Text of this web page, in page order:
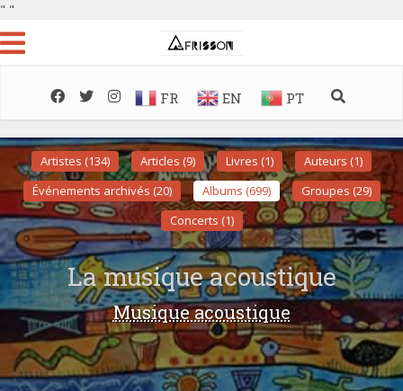
" "
FR EN PT
Artistes (134) Articles (9) Livres (1)
Auteurs (1)
Événements archivés (20)
Albums (699)
Groupes (29)
Concerts (1)
La musique acoustique
Musique acoustique